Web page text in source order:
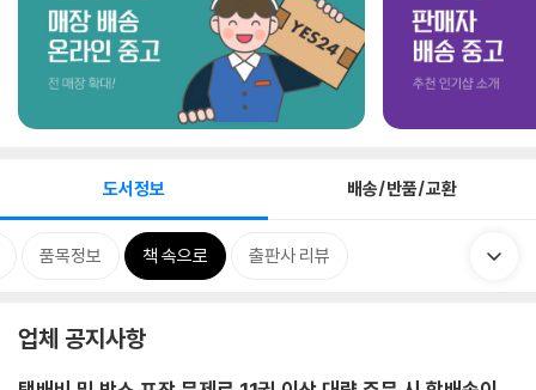
도서정보 배송/반품/교환
품목정보 책 속으로 출판사 리뷰
업체 공지사항